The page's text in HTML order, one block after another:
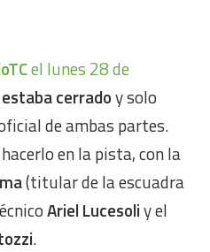
el lunes 28 de
cerradoy solo
de ambas partes.
en la pista, con la
(titular de la escuadra
Ariel Lucesoliy el
.